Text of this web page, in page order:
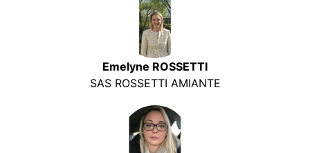
Emelyne ROSSETTI
SAS ROSSETTI AMIANTE